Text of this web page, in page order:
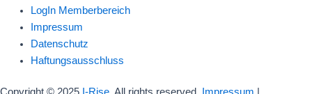
LogIn Memberbereich
Impressum
Datenschutz
Haftungsausschluss